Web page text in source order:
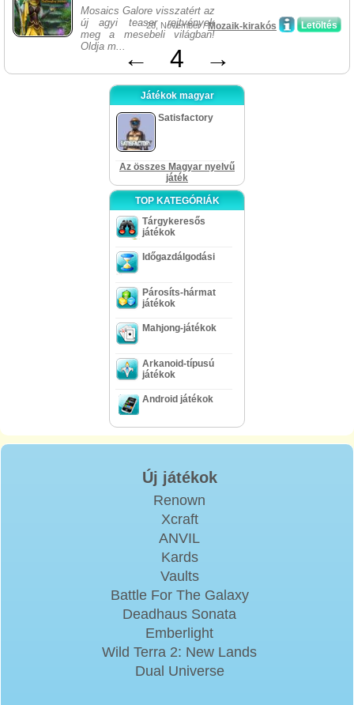
Mosaics Galore visszatért az
új agyi teaser rejtvények
meg a mesebeli világban!
Oldja m...
Letöltés
28, November /Mozaik-kirakós
← 4 →
Játékok magyar
Satisfactory
Az összes Magyar nyelvű
játék
TOP KATEGÓRIÁK
Tárgykeresős
játékok
Időgazdálgodási
Párosíts-hármat
játékok
Mahjong-játékok
Arkanoid-típusú
játékok
Android játékok
Új játékok
Renown
Xcraft
ANVIL
Kards
Vaults
Battle For The Galaxy
Deadhaus Sonata
Emberlight
Wild Terra 2: New Lands
Dual Universe